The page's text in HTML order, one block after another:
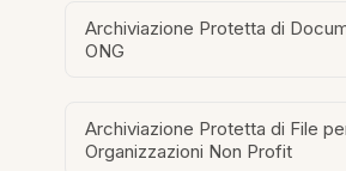
Archiviazione Protetta di
ONG
Archiviazione Protetta di File
Organizzazioni Non Profit